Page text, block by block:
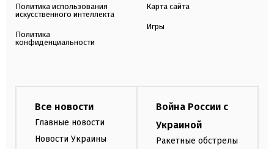
Политика использования
искусственного интеллекта
Политика
конфиденциальности
Карта сайта
Игры
Все новости
Главные новости
Новости Украины
Война России с
Украиной
Ракетные обстрелы